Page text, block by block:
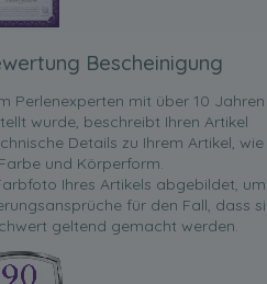
Bescheinigung
Perlenexperten mit über 10 Jahren
wurde, beschreibt Ihren Artikel
Details zu Ihrem Artikel, wie
und Körperform.
Ihres Artikels abgebildet, um
für den Fall, dass
geltend gemacht werden.